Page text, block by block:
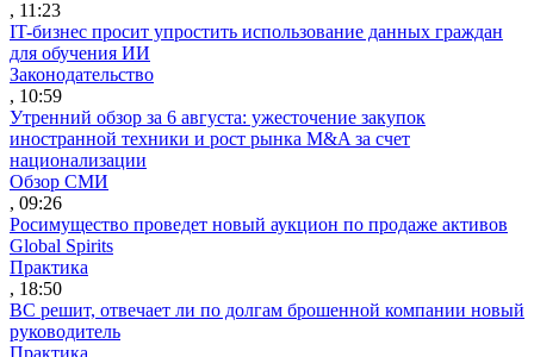
, 11:23
IT-бизнес просит упростить использование данных граждан
для обучения ИИ
Законодательство
, 10:59
Утренний обзор за 6 августа: ужесточение закупок
иностранной техники и рост рынка M&A за счет
национализации
Обзор СМИ
, 09:26
Росимущество проведет новый аукцион по продаже активов
Global Spirits
Практика
, 18:50
ВС решит, отвечает ли по долгам брошенной компании новый
руководитель
Практика